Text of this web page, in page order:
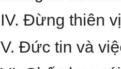
IV. Đừng thiên
V. Đức tin và